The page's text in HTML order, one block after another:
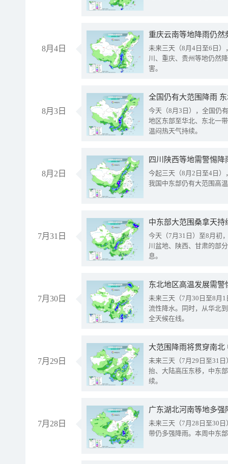
8月4日
重庆云南等地降雨仍然
未来三天（8月4日至6日
川、重庆、贵州等地仍然
害。
8月3日
全国仍有大范围降雨
今天（8月3日），全国仍
地区东部至华北、东北一
温闷热天气持续。
8月2日
今起三天（8月2日至4日
我国中东部仍有大范围高
7月31日
中东部大范围桑拿天
今天（7月31日）至8月初
川盆地、陕西、甘肃的部
息。
7月30日
东北地区高温发展需
未来三天（7月30日至8月
流性降水。同时，从华北
全天候在线。
7月29日
大范围降雨将贯穿南
未来三天（7月29日至31
抬、大陆高压东移，中东
续。
7月28日
广东湖北河南等地多
未来三天（7月28日至30
带仍多强降雨。本周中东